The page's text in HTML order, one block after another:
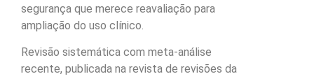
segurança que merece reavaliação para
ampliação do uso clínico.
Revisão sistemática com meta-análise
recente, publicada na revista de revisões da